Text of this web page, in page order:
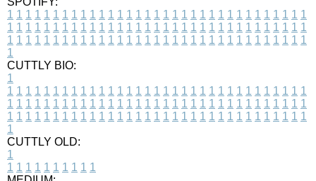
1 1 1 1 1 1 1 1 1 1 1 1 1 1 1 1 1 1 1 1 1 1 1 1 1 1 1 1 1 1 1 1 1
1 1 1 1 1 1 1 1 1 1 1 1 1 1 1 1 1 1 1 1 1 1 1 1 1 1 1 1 1 1 1 1 1
1 1 1 1 1 1 1 1 1 1 1 1 1 1 1 1 1 1 1 1 1 1 1 1 1 1 1 1 1 1 1 1 1
1
CUTTLY BIO:
1
1 1 1 1 1 1 1 1 1 1 1 1 1 1 1 1 1 1 1 1 1 1 1 1 1 1 1 1 1 1 1 1 1
1 1 1 1 1 1 1 1 1 1 1 1 1 1 1 1 1 1 1 1 1 1 1 1 1 1 1 1 1 1 1 1 1
1 1 1 1 1 1 1 1 1 1 1 1 1 1 1 1 1 1 1 1 1 1 1 1 1 1 1 1 1 1 1 1 1
1
CUTTLY OLD:
1
1 1 1 1 1 1 1 1 1 1